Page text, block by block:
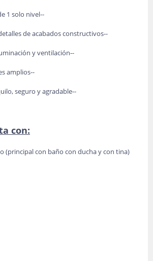
1 solo nivel--
de acabados constructivos--
y ventilación--
amplios--
seguro y agradable--
con:
(principal con baño con ducha y con tina)